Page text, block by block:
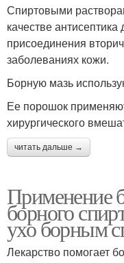
Спиртовыми
качестве
присоединения
заболеваниях кожи.
Борную мазь
Ее порошок
хирургического
читать дальше →
Применение
борного
ухо борным
Лекарство помогает